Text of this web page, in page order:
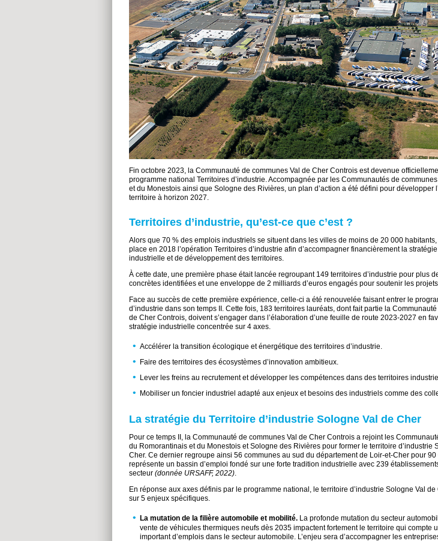
Fin octobre 2023, la Communauté de communes Val de Cher Controis est devenue
programme national Territoires d’industrie. Accompagnée par les Communautés de
et du Monestois ainsi que Sologne des Rivières, un plan d’action a été défini pour développer
territoire à horizon 2027.
Territoires d’industrie, qu’est-ce que c’est ?
Alors que 70 % des emplois industriels se situent dans les villes de moins de 20 000 habitants,
place en 2018 l’opération Territoires d’industrie afin d’accompagner financièrement la
industrielle et de développement des territoires.
À cette date, une première phase était lancée regroupant 149 territoires d’industrie pour plus
concrètes identifiées et une enveloppe de 2 milliards d’euros engagés pour soutenir les
Face au succès de cette première expérience, celle-ci a été renouvelée faisant entrer le
d’industrie dans son temps II. Cette fois, 183 territoires lauréats, dont fait partie la Communauté
de Cher Controis, doivent s’engager dans l’élaboration d’une feuille de route 2023-2027 en
stratégie industrielle concentrée sur 4 axes.
Accélérer la transition écologique et énergétique des territoires d’industrie.
Faire des territoires des écosystèmes d’innovation ambitieux.
Lever les freins au recrutement et développer les compétences dans des territoires
Mobiliser un foncier industriel adapté aux enjeux et besoins des industriels comme des
La stratégie du Territoire d’industrie Sologne Val de Cher
Pour ce temps II, la Communauté de communes Val de Cher Controis a rejoint les
du Romorantinais et du Monestois et Sologne des Rivières pour former le territoire d’industrie
Cher. Ce dernier regroupe ainsi 56 communes au sud du département de Loir-et-Cher pour
représente un bassin d’emploi fondé sur une forte tradition industrielle avec 239
secteur (donnée URSAFF, 2022)
En réponse aux axes définis par le programme national, le territoire d’industrie Sologne Val de
sur 5 enjeux spécifiques.
La mutation de la filière automobile et mobilité. La profonde mutation du secteur
vente de véhicules thermiques neufs dès 2035 impactent fortement le territoire qui compte
important d’emplois dans le secteur automobile. L’enjeu sera d’accompagner les